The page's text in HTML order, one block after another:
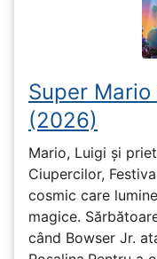
Super
(2026)
Mario, Luigi și
Ciupercilor,
cosmic care
magice.
când Bowser Jr.